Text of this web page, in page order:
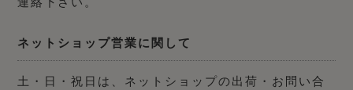
ネットショップ営業に関して
土・日・祝日は、ネットショップの出荷・お問い合